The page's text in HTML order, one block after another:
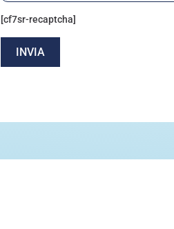
[cf7sr-recaptcha]